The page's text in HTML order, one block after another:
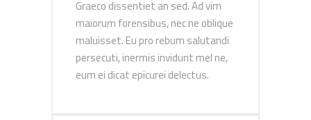
Graeco dissentiet an sed. Ad vim
maiorum forensibus, nec ne oblique
maluisset. Eu pro rebum salutandi
persecuti, inermis invidunt mel ne,
eum ei dicat epicurei delectus.